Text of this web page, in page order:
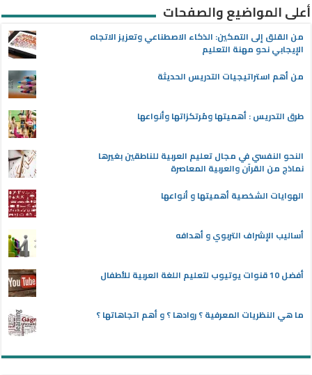
أعلى المواضيع والصفحات
من القلق إلى التمكين: الذكاء الاصطناعي وتعزيز الاتجاه
الإيجابي نحو مهنة التعليم
من أهم استراتيجيات التدريس الحديثة
طرق التدريس : أهميتها ومُرتكزاتها وأنواعها
النحو النفسي في مجال تعليم العربية للناطقين بغيرها
نماذج من القرآن والعربية المعاصرة
الهوايات الشخصية أهميتها و أنواعها
أساليب الإشراف التربوي و أهدافه
أفضل 10 قنوات يوتيوب لتعليم اللغة العربية للأطفال
ما هي النظريات المعرفية ؟ روادها ؟ و أهم اتجاهاتها ؟